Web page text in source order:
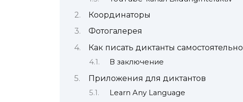
Координаторы
Фотогалерея
Как писать диктанты самостоятельно
В заключение
Приложения для диктантов
Learn Any Language